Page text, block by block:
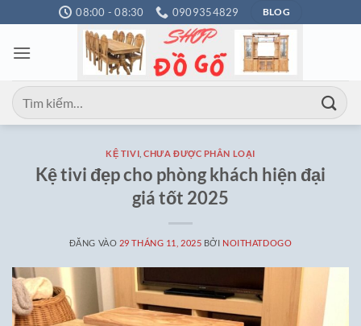
qua
nội
08:00 - 08:30 0909354829 BLOG
Tìm
kiếm:
KỆ TIVI ,CHƯA ĐƯỢC PHÂN LOẠI
Kệ tivi đẹp cho phòng khách hiện đại
giá tốt 2025
ĐĂNG VÀO 29 THÁNG 11, 2025 BỞI NOITHATDOGO